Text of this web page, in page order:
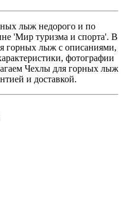
лыж недорого и по
'Мир туризма и спорта'. В
горных лыж с описаниями,
фотографии
Чехлы для горных лыж
и доставкой.